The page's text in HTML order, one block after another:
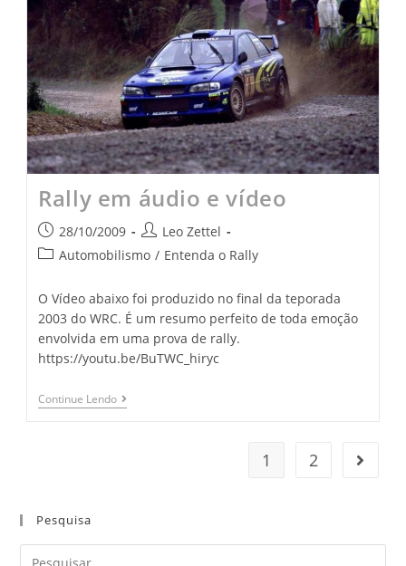
Rally em áudio e vídeo
28/10/2009
Leo Zettel
Automobilismo / Entenda o Rally
O Vídeo abaixo foi produzido no final da teporada
2003 do WRC. É um resumo perfeito de toda emoção
envolvida em uma prova de rally.
https://youtu.be/BuTWC_hiryc
Continue Lendo
1 2
Pesquisa